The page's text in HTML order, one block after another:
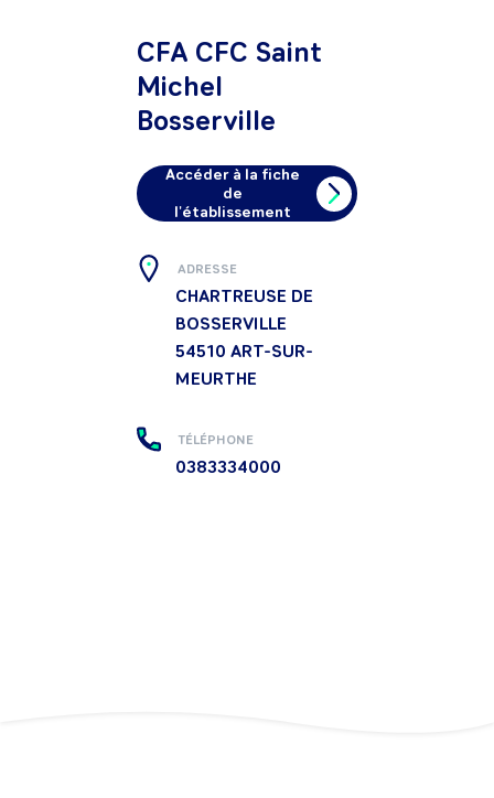
CFA CFC Saint
Michel
Bosserville
Accéder à la fiche
de
l'établissement
ADRESSE
CHARTREUSE DE
BOSSERVILLE
54510 ART-SUR-
MEURTHE
TÉLÉPHONE
0383334000